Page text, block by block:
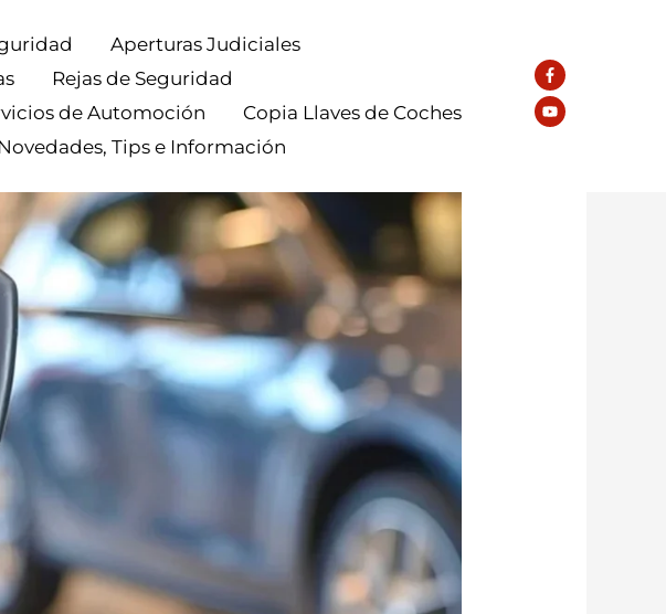
Aperturas Judiciales
Rejas de Seguridad
de Automoción
Copia Llaves de Coches
Tips e Información